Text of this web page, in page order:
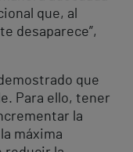
que, al
desaparece”,
que
Para ello, tener
la
máxima